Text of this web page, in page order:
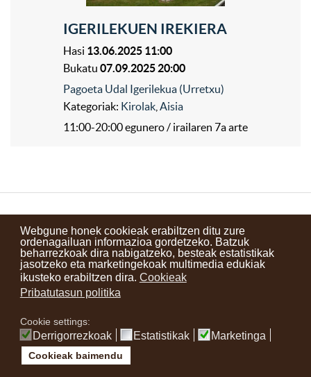
Webgune honek cookieak erabiltzen ditu zure
ordenagailuan informazioa gordetzeko. Batzuk
beharrezkoak dira nabigatzeko, besteak estatistikak
jasotzeko eta marketingekoak multimedia edukiak
ikusteko erabiltzen dira. Cookieak
Pribatutasun politika
Cookie settings:
Derrigorrezkoak Estatistikak Marketinga
Cookieak baimendu
IGERILEKUEN IREKIERA
Hasi 13.06.2025 11:00
Bukatu 07.09.2025 20:00
Pagoeta Udal Igerilekua (Urretxu)
Kategoriak: Kirolak Aisia
11:00-20:00 egunero / irailaren 7a arte
Zure iritzia
instagram
facebook